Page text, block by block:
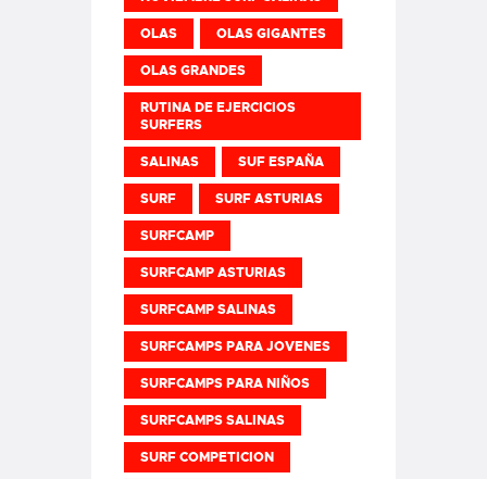
OLAS OLAS GIGANTES
OLAS GRANDES
RUTINA DE EJERCICIOS
SURFERS
SALINAS SUF ESPAÑA
SURF SURF ASTURIAS
SURFCAMP
SURFCAMP ASTURIAS
SURFCAMP SALINAS
SURFCAMPS PARA JOVENES
SURFCAMPS PARA NIÑOS
SURFCAMPS SALINAS
SURF COMPETICION